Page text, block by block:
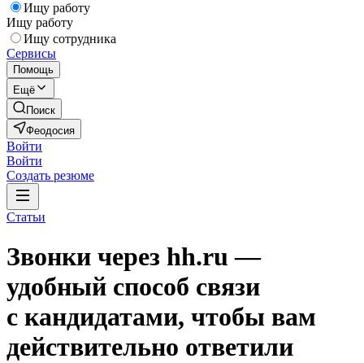
Ищу работу
Ищу работу
Ищу сотрудника
Сервисы
Помощь
Ещё
Поиск
Феодосия
Войти
Войти
Создать резюме
Статьи
Звонки через hh.ru —
удобный способ связи
с кандидатами, чтобы вам
действительно ответили